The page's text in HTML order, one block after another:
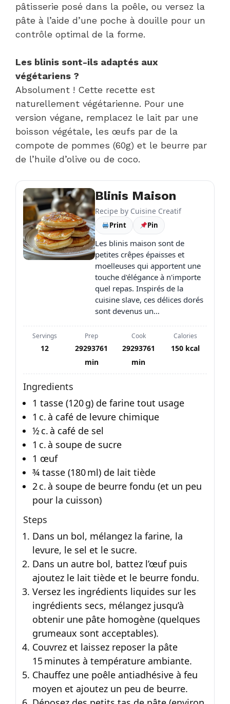
pâtisserie posé dans la poêle, ou versez la
pâte à l’aide d’une poche à douille pour un
contrôle optimal de la forme.
Les blinis sont-ils adaptés aux
végétariens ?
Absolument ! Cette recette est
naturellement végétarienne. Pour une
version végane, remplacez le lait par une
boisson végétale, les œufs par de la
compote de pommes (60g) et le beurre par
de l’huile d’olive ou de coco.
Blinis Maison
Recipe by Cuisine Creatif
Print Pin
Les blinis maison sont de
petites crêpes épaisses et
moelleuses qui apportent une
touche d'élégance à n'importe
quel repas. Inspirés de la
cuisine slave, ces délices dorés
sont devenus un…
Servings
12
Prep
29293761
min
Cook
29293761
min
Calories
150 kcal
Ingredients
1 tasse (120 g) de farine tout usage
1 c. à café de levure chimique
½ c. à café de sel
1 c. à soupe de sucre
1 œuf
¾ tasse (180 ml) de lait tiède
2 c. à soupe de beurre fondu (et un peu
pour la cuisson)
Steps
Dans un bol, mélangez la farine, la
levure, le sel et le sucre.
Dans un autre bol, battez l’œuf puis
ajoutez le lait tiède et le beurre fondu.
Versez les ingrédients liquides sur les
ingrédients secs, mélangez jusqu’à
obtenir une pâte homogène (quelques
grumeaux sont acceptables).
Couvrez et laissez reposer la pâte
15 minutes à température ambiante.
Chauffez une poêle antiadhésive à feu
moyen et ajoutez un peu de beurre.